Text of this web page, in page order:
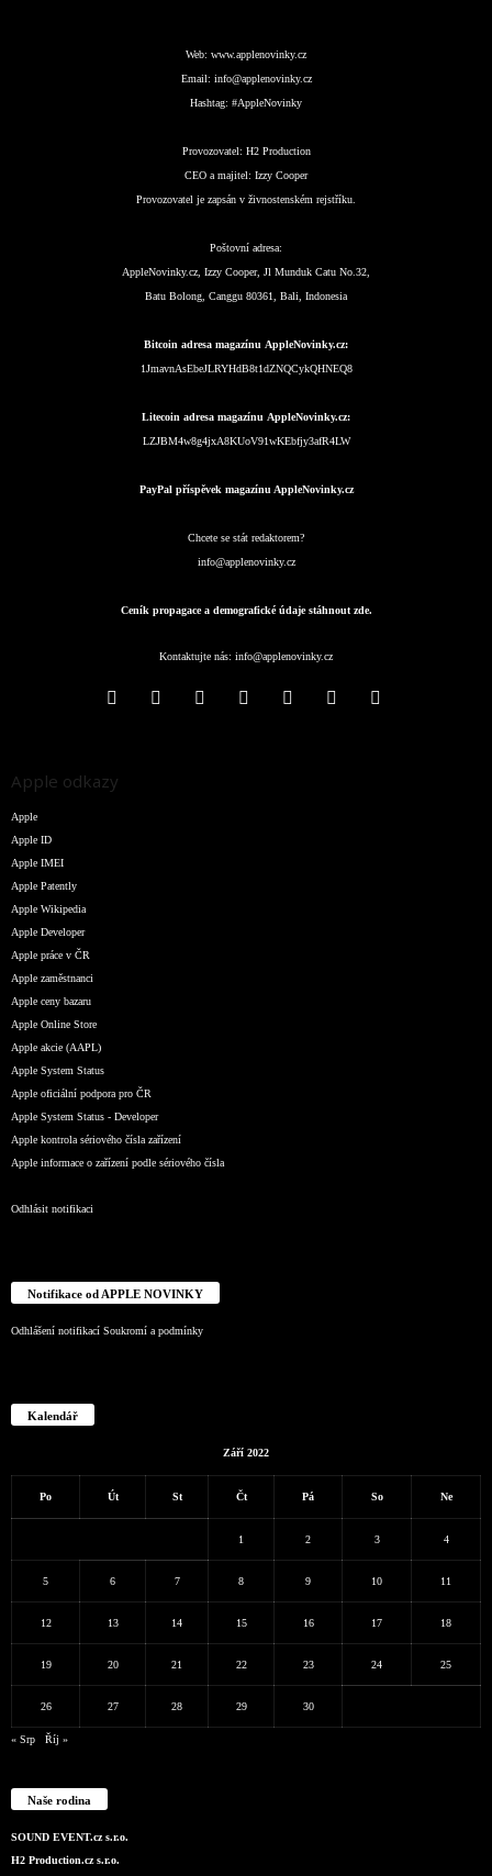
Web: www.applenovinky.cz
Email: info@applenovinky.cz
Hashtag: #AppleNovinky
Provozovatel: H2 Production
CEO a majitel: Izzy Cooper
Provozovatel je zapsán v živnostenském rejstříku.
Poštovní adresa:
AppleNovinky.cz, Izzy Cooper, Jl Munduk Catu No.32,
Batu Bolong, Canggu 80361, Bali, Indonesia
Bitcoin adresa magazínu AppleNovinky.cz:
1JmavnAsEbeJLRYHdB8t1dZNQCykQHNEQ8
Litecoin adresa magazínu AppleNovinky.cz:
LZJBM4w8g4jxA8KUoV91wKEbfjy3afR4LW
PayPal příspěvek magazínu AppleNovinky.cz
Chcete se stát redaktorem?
info@applenovinky.cz
Ceník propagace a demografické údaje stáhnout zde.
Kontaktujte nás: info@applenovinky.cz
Apple odkazy
Apple
Apple ID
Apple IMEI
Apple Patently
Apple Wikipedia
Apple Developer
Apple práce v ČR
Apple zaměstnanci
Apple ceny bazaru
Apple Online Store
Apple akcie (AAPL)
Apple System Status
Apple oficiální podpora pro ČR
Apple System Status - Developer
Apple kontrola sériového čísla zařízení
Apple informace o zařízení podle sériového čísla
Odhlásit notifikaci
Notifikace od APPLE NOVINKY
Odhlášení notifikací Soukromí a podmínky
Kalendář
Září 2022
Po Út St Čt Pá So Ne
1 2 3 4
5 6 7 8 9 10 11
12 13 14 15 16 17 18
19 20 21 22 23 24 25
26 27 28 29 30
« Srp Říj »
Naše rodina
SOUND EVENT.cz s.r.o.
H2 Production.cz s.r.o.